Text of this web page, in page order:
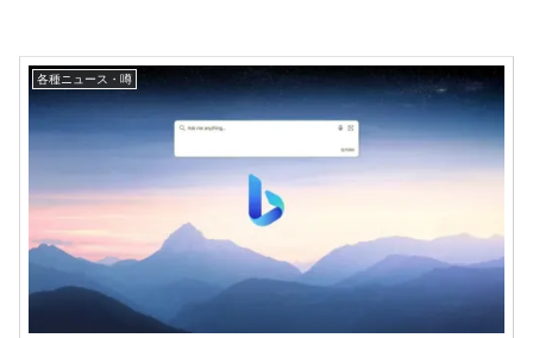
各種ニュース・噂